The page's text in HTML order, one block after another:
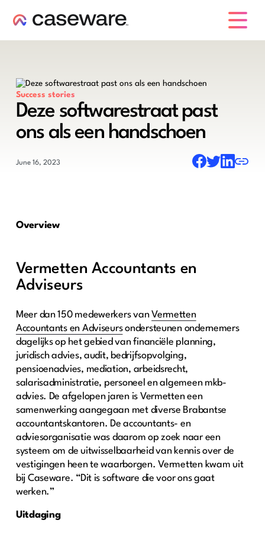
Success stories
Deze softwarestraat past
ons als een handschoen
June 16, 2023
Overview
Vermetten Accountants en
Adviseurs
Meer dan 150 medewerkers vanVermetten
Accountants en Adviseursondersteunen ondernemers
dagelijks op het gebied van financiële planning,
juridisch advies, audit, bedrijfsopvolging,
pensioenadvies, mediation, arbeidsrecht,
salarisadministratie, personeel en algemeen mkb-
advies. De afgelopen jaren is Vermetten een
samenwerking aangegaan met diverse Brabantse
accountantskantoren. De accountants- en
adviesorganisatie was daarom op zoek naar een
systeem om de uitwisselbaarheid van kennis over de
vestigingen heen te waarborgen. Vermetten kwam uit
bij Caseware. “Dit is software die voor ons gaat
werken.”
Uitdaging